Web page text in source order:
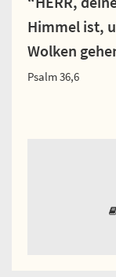
Himmel ist,
Wolken
Psalm 36,6